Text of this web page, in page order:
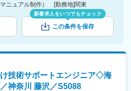
ニュアル制作） [勤務地]関東
新着求人をいつでもチェック
この条件を保存
技術サポートエンジニア◇海
神奈川 藤沢／S5088